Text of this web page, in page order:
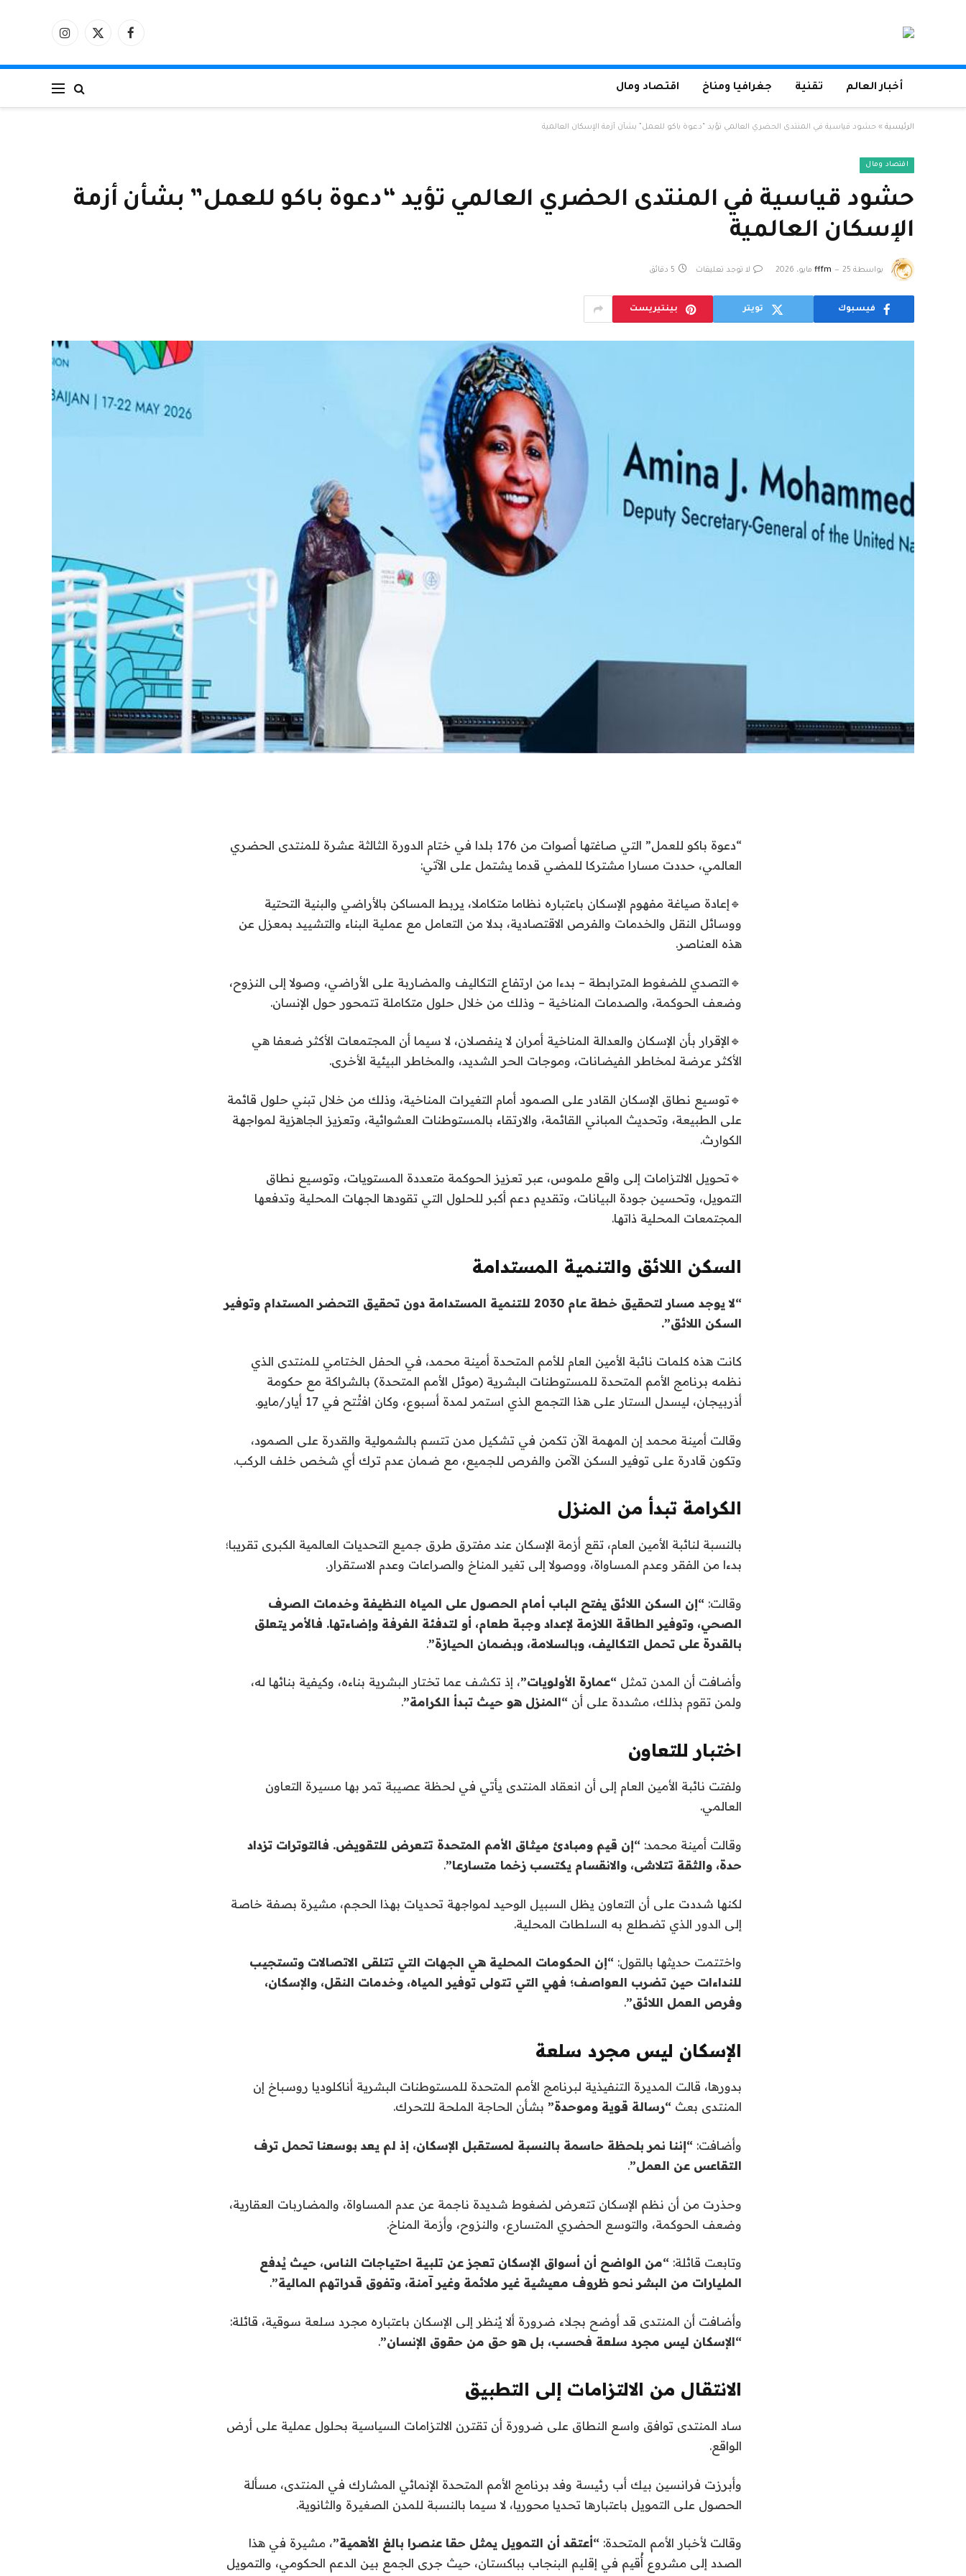
فيسبوكX
الانستغرام
أخبار العالم تقنية جغرافيا ومناخ اقتصاد ومال
الرئيسية » حشود قياسية في المنتدى الحضري العالمي تؤيد “دعوة باكو للعمل” بشأن أزمة الإسكان العالمية
اقتصاد ومال
حشود قياسية في المنتدى الحضري العالمي تؤيد “دعوة باكو للعمل” بشأن أزمة
الإسكان العالمية
بواسطة fffm 25 مايو، 2026 لا توجد تعليقات 5 دقائق
فيسبوك تويتر بينتيريست
“دعوة باكو للعمل” التي صاغتها أصوات من 176 بلدا في ختام الدورة الثالثة عشرة للمنتدى الحضري
العالمي، حددت مسارا مشتركا للمضي قدما يشتمل على الآتي:
🔹إعادة صياغة مفهوم الإسكان باعتباره نظاما متكاملا، يربط المساكن بالأراضي والبنية التحتية
ووسائل النقل والخدمات والفرص الاقتصادية، بدلا من التعامل مع عملية البناء والتشييد بمعزل عن
هذه العناصر.
🔹التصدي للضغوط المترابطة – بدءا من ارتفاع التكاليف والمضاربة على الأراضي، وصولا إلى النزوح،
وضعف الحوكمة، والصدمات المناخية – وذلك من خلال حلول متكاملة تتمحور حول الإنسان.
🔹الإقرار بأن الإسكان والعدالة المناخية أمران لا ينفصلان، لا سيما أن المجتمعات الأكثر ضعفا هي
الأكثر عرضة لمخاطر الفيضانات، وموجات الحر الشديد، والمخاطر البيئية الأخرى.
🔹توسيع نطاق الإسكان القادر على الصمود أمام التغيرات المناخية، وذلك من خلال تبني حلول قائمة
على الطبيعة، وتحديث المباني القائمة، والارتقاء بالمستوطنات العشوائية، وتعزيز الجاهزية لمواجهة
الكوارث.
🔹تحويل الالتزامات إلى واقع ملموس، عبر تعزيز الحوكمة متعددة المستويات، وتوسيع نطاق
التمويل، وتحسين جودة البيانات، وتقديم دعم أكبر للحلول التي تقودها الجهات المحلية وتدفعها
المجتمعات المحلية ذاتها.
السكن اللائق والتنمية المستدامة
“لا يوجد مسار لتحقيق خطة عام 2030 للتنمية المستدامة دون تحقيق التحضر المستدام وتوفير
السكن اللائق”.
كانت هذه كلمات نائبة الأمين العام للأمم المتحدة أمينة محمد، في الحفل الختامي للمنتدى الذي
نظمه برنامج الأمم المتحدة للمستوطنات البشرية (موئل الأمم المتحدة) بالشراكة مع حكومة
أذربيجان، ليسدل الستار على هذا التجمع الذي استمر لمدة أسبوع، وكان افتُتح في 17 أيار/مايو.
وقالت أمينة محمد إن المهمة الآن تكمن في تشكيل مدن تتسم بالشمولية والقدرة على الصمود،
وتكون قادرة على توفير السكن الآمن والفرص للجميع، مع ضمان عدم ترك أي شخص خلف الركب.
الكرامة تبدأ من المنزل
بالنسبة لنائبة الأمين العام، تقع أزمة الإسكان عند مفترق طرق جميع التحديات العالمية الكبرى تقريبا؛
بدءا من الفقر وعدم المساواة، ووصولا إلى تغير المناخ والصراعات وعدم الاستقرار.
وقالت: “إن السكن اللائق يفتح الباب أمام الحصول على المياه النظيفة وخدمات الصرف
الصحي، وتوفير الطاقة اللازمة لإعداد وجبة طعام، أو لتدفئة الغرفة وإضاءتها. فالأمر يتعلق
بالقدرة على تحمل التكاليف، وبالسلامة، وبضمان الحيازة”.
وأضافت أن المدن تمثل “عمارة الأولويات”، إذ تكشف عما تختار البشرية بناءه، وكيفية بنائها له،
ولمن تقوم بذلك، مشددة على أن “المنزل هو حيث تبدأ الكرامة”.
اختبار للتعاون
ولفتت نائبة الأمين العام إلى أن انعقاد المنتدى يأتي في لحظة عصيبة تمر بها مسيرة التعاون
العالمي.
وقالت أمينة محمد: “إن قيم ومبادئ مـيثاق الأمم المتحدة تتعرض للتقويض. فالتوترات تزداد
حدة، والثقة تتلاشى، والانقسام يكتسب زخما متسارعا”.
لكنها شددت على أن التعاون يظل السبيل الوحيد لمواجهة تحديات بهذا الحجم، مشيرة بصفة خاصة
إلى الدور الذي تضطلع به السلطات المحلية.
واختتمت حديثها بالقول: “إن الحكومات المحلية هي الجهات التي تتلقى الاتصالات وتستجيب
للنداءات حين تضرب العواصف؛ فهي التي تتولى توفير المياه، وخدمات النقل، والإسكان،
وفرص العمل اللائق”.
الإسكان ليس مجرد سلعة
بدورها، قالت المديرة التنفيذية لبرنامج الأمم المتحدة للمستوطنات البشرية أناكلوديا روسباخ إن
المنتدى بعث “رسالة قوية وموحدة” بشأن الحاجة الملحة للتحرك.
وأضافت: “إننا نمر بلحظة حاسمة بالنسبة لمستقبل الإسكان، إذ لم يعد بوسعنا تحمل ترف
التقاعس عن العمل”.
وحذرت من أن نظم الإسكان تتعرض لضغوط شديدة ناجمة عن عدم المساواة، والمضاربات العقارية،
وضعف الحوكمة، والتوسع الحضري المتسارع، والنزوح، وأزمة المناخ.
وتابعت قائلة: “من الواضح أن أسواق الإسكان تعجز عن تلبية احتياجات الناس، حيث يُدفع
المليارات من البشر نحو ظروف معيشية غير ملائمة وغير آمنة، وتفوق قدراتهم المالية”.
وأضافت أن المنتدى قد أوضح بجلاء ضرورة ألا يُنظر إلى الإسكان باعتباره مجرد سلعة سوقية، قائلة:
“الإسكان ليس مجرد سلعة فحسب، بل هو حق من حقوق الإنسان”.
الانتقال من الالتزامات إلى التطبيق
ساد المنتدى توافق واسع النطاق على ضرورة أن تقترن الالتزامات السياسية بحلول عملية على أرض
الواقع.
وأبرزت فرانسين بيك أب رئيسة وفد برنامج الأمم المتحدة الإنمائي المشارك في المنتدى، مسألة
الحصول على التمويل باعتبارها تحديا محوريا، لا سيما بالنسبة للمدن الصغيرة والثانوية.
وقالت لأخبار الأمم المتحدة: “أعتقد أن التمويل يمثل حقا عنصرا بالغ الأهمية”، مشيرة في هذا
الصدد إلى مشروع أُقيم في إقليم البنجاب بباكستان، حيث جرى الجمع بين الدعم الحكومي، والتمويل